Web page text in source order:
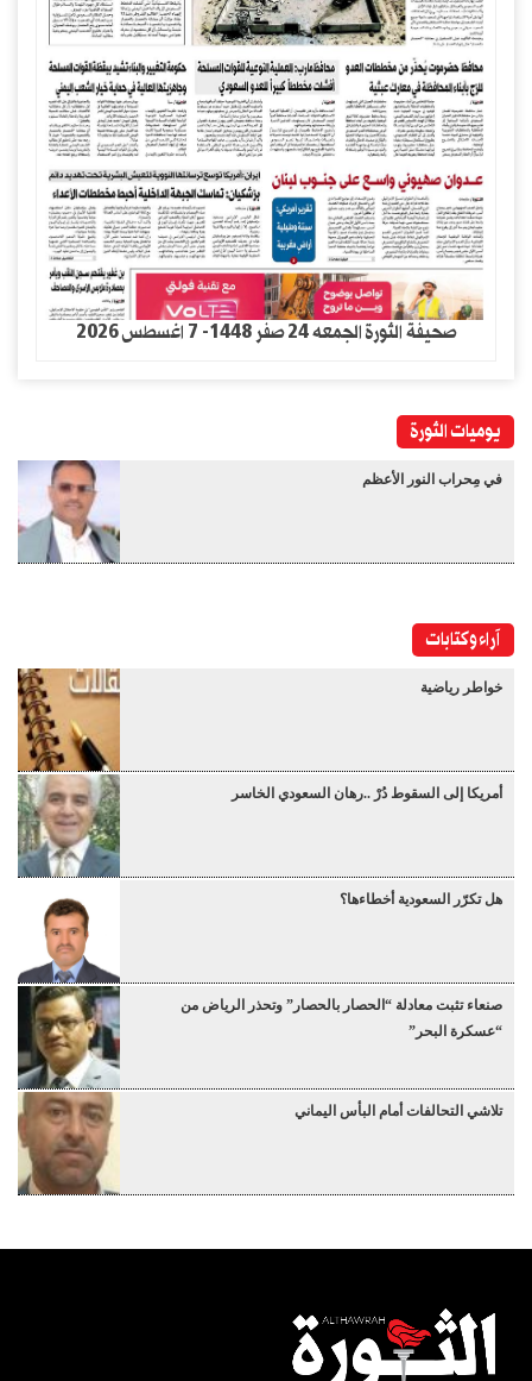
صحيفة الثورة الجمعه 24 صفر 1448- 7 اغسطس 2026
يوميات الثورة
في مِحراب النور الأعظم
آراء وكتابات
خواطر رياضية
أمريكا إلى السقوط دُرْ ..رهان السعودي الخاسر
هل تكرّر السعودية أخطاءها؟
صنعاء تثبت معادلة “الحصار بالحصار” وتحذر الرياض من
“عسكرة البحر”
تلاشي التحالفات أمام البأس اليماني